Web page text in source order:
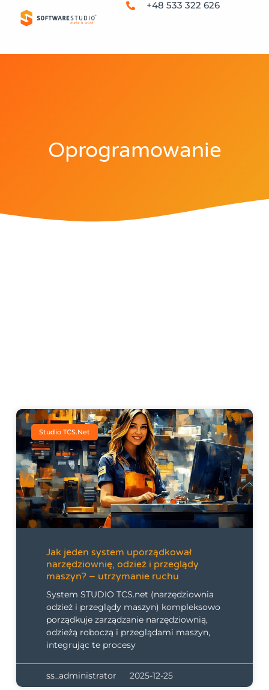
+48 533 322 626
Oprogramowanie
Studio TCS.net
Jak jeden system uporządkował
narzędziownię, odzież i przeglądy
maszyn? – utrzymanie ruchu
System STUDIO TCS.net (narzędziownia
odzież i przeglądy maszyn) kompleksowo
porządkuje zarządzanie narzędziownią,
odzieżą roboczą i przeglądami maszyn,
integrując te procesy
ss_administrator 2025-12-25